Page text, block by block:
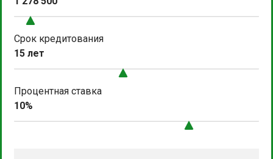
Срок кредитования
15 лет
Процентная ставка
10%